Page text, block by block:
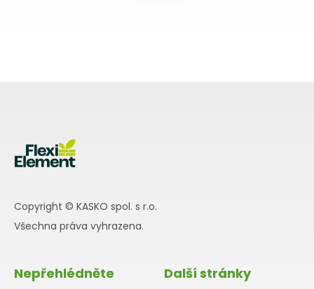
Copyright © KASKO spol. s r.o.
Všechna práva vyhrazena.
Nepřehlédněte Další stránky